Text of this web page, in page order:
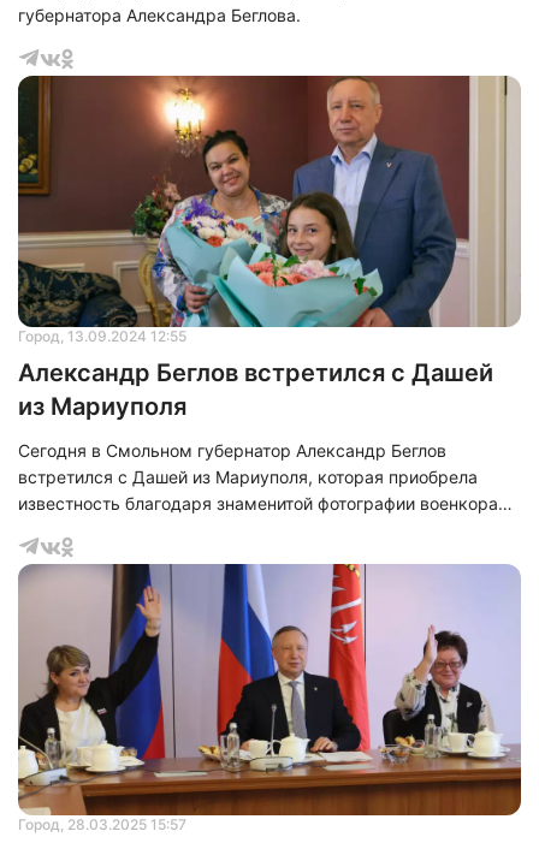
губернатора Александра Беглова.
Город, 13.09.2024 12:55
Александр Беглов встретился с Дашей
из Мариуполя
Сегодня в Смольном губернатор Александр Беглов
встретился с Дашей из Мариуполя, которая приобрела
известность благодаря знаменитой фотографии военкора
хлеба. Как и многие другие дети из Мариуполя, весной
2022 года Даша стала свидетелем ужасов войны, прячась
в подвалах от воздушных налетов.
Город, 28.03.2025 15:57